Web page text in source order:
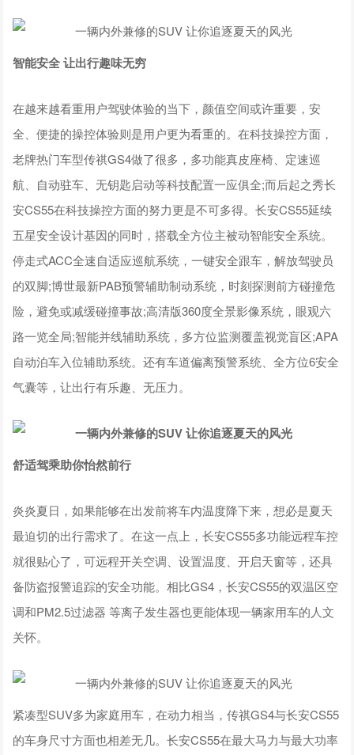
智能安全 让出行趣味无穷
在越来越看重用户驾驶体验的当下，颜值空间或许重要，安
全、便捷的操控体验则是用户更为看重的。在科技操控方面，
老牌热门车型传祺GS4做了很多，多功能真皮座椅、定速巡
航、自动驻车、无钥匙启动等科技配置一应俱全;而后起之秀长
安CS55在科技操控方面的努力更是不可多得。长安CS55延续
五星安全设计基因的同时，搭载全方位主被动智能安全系统。
停走式ACC全速自适应巡航系统，一键安全跟车，解放驾驶员
的双脚;博世最新PAB预警辅助制动系统，时刻探测前方碰撞危
险，避免或减缓碰撞事故;高清版360度全景影像系统，眼观六
路一览全局;智能并线辅助系统，多方位监测覆盖视觉盲区;APA
自动泊车入位辅助系统。还有车道偏离预警系统、全方位6安全
气囊等，让出行有乐趣、无压力。
舒适驾乘助你怡然前行
炎炎夏日，如果能够在出发前将车内温度降下来，想必是夏天
最迫切的出行需求了。在这一点上，长安CS55多功能远程车控
就很贴心了，可远程开关空调、设置温度、开启天窗等，还具
备防盗报警追踪的安全功能。相比GS4，长安CS55的双温区空
调和PM2.5过滤器 等离子发生器也更能体现一辆家用车的人文
关怀。
紧凑型SUV多为家庭用车，在动力相当，传祺GS4与长安CS55
的车身尺寸方面也相差无几。长安CS55在最大马力与最大功率